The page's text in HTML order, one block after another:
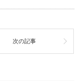
次の記事